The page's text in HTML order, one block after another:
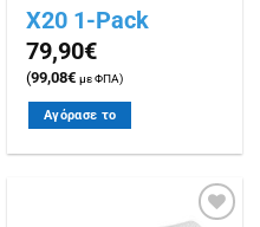
X20 1-Pack
79,90€
(99,08€ με ΦΠΑ)
Αγόρασε το